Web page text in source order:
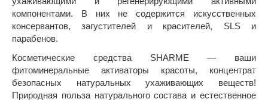
компонентами. В них не содержится искусственных
консервантов, загустителей и красителей, SLS и
парабенов.
Косметические средства SHARME — ваши
фитоминеральные активаторы красоты, концентрат
безопасных натуральных ухаживающих веществ!
Природная польза натурального состава и естественное